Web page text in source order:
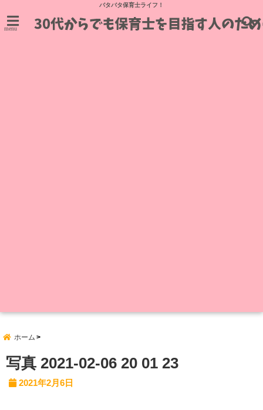
バタバタ保育士ライフ！
menu
ホーム
写真 2021-02-06 20 01 23
2021年2月6日